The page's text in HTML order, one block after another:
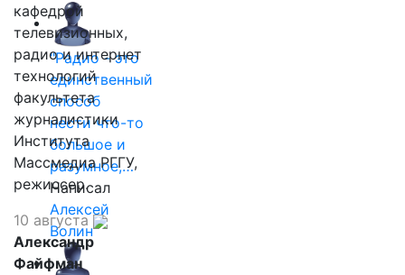
"Радио - это
единственный
способ
нести что-то
большое и
разумное,…
Написал
Алексей
Волин
кафедрой
телевизионных,
радио и интернет
технологий
факультета
журналистики
Института
Массмедиа РГГУ,
режиссер.
10 августа
Александр
Файфман